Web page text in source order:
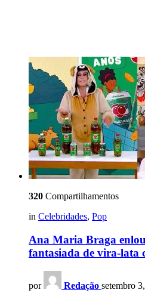
320 Compartilhamentos
in Celebridades, Pop
Ana Maria Braga
fantasiada de vira-lata
por Redação setembro